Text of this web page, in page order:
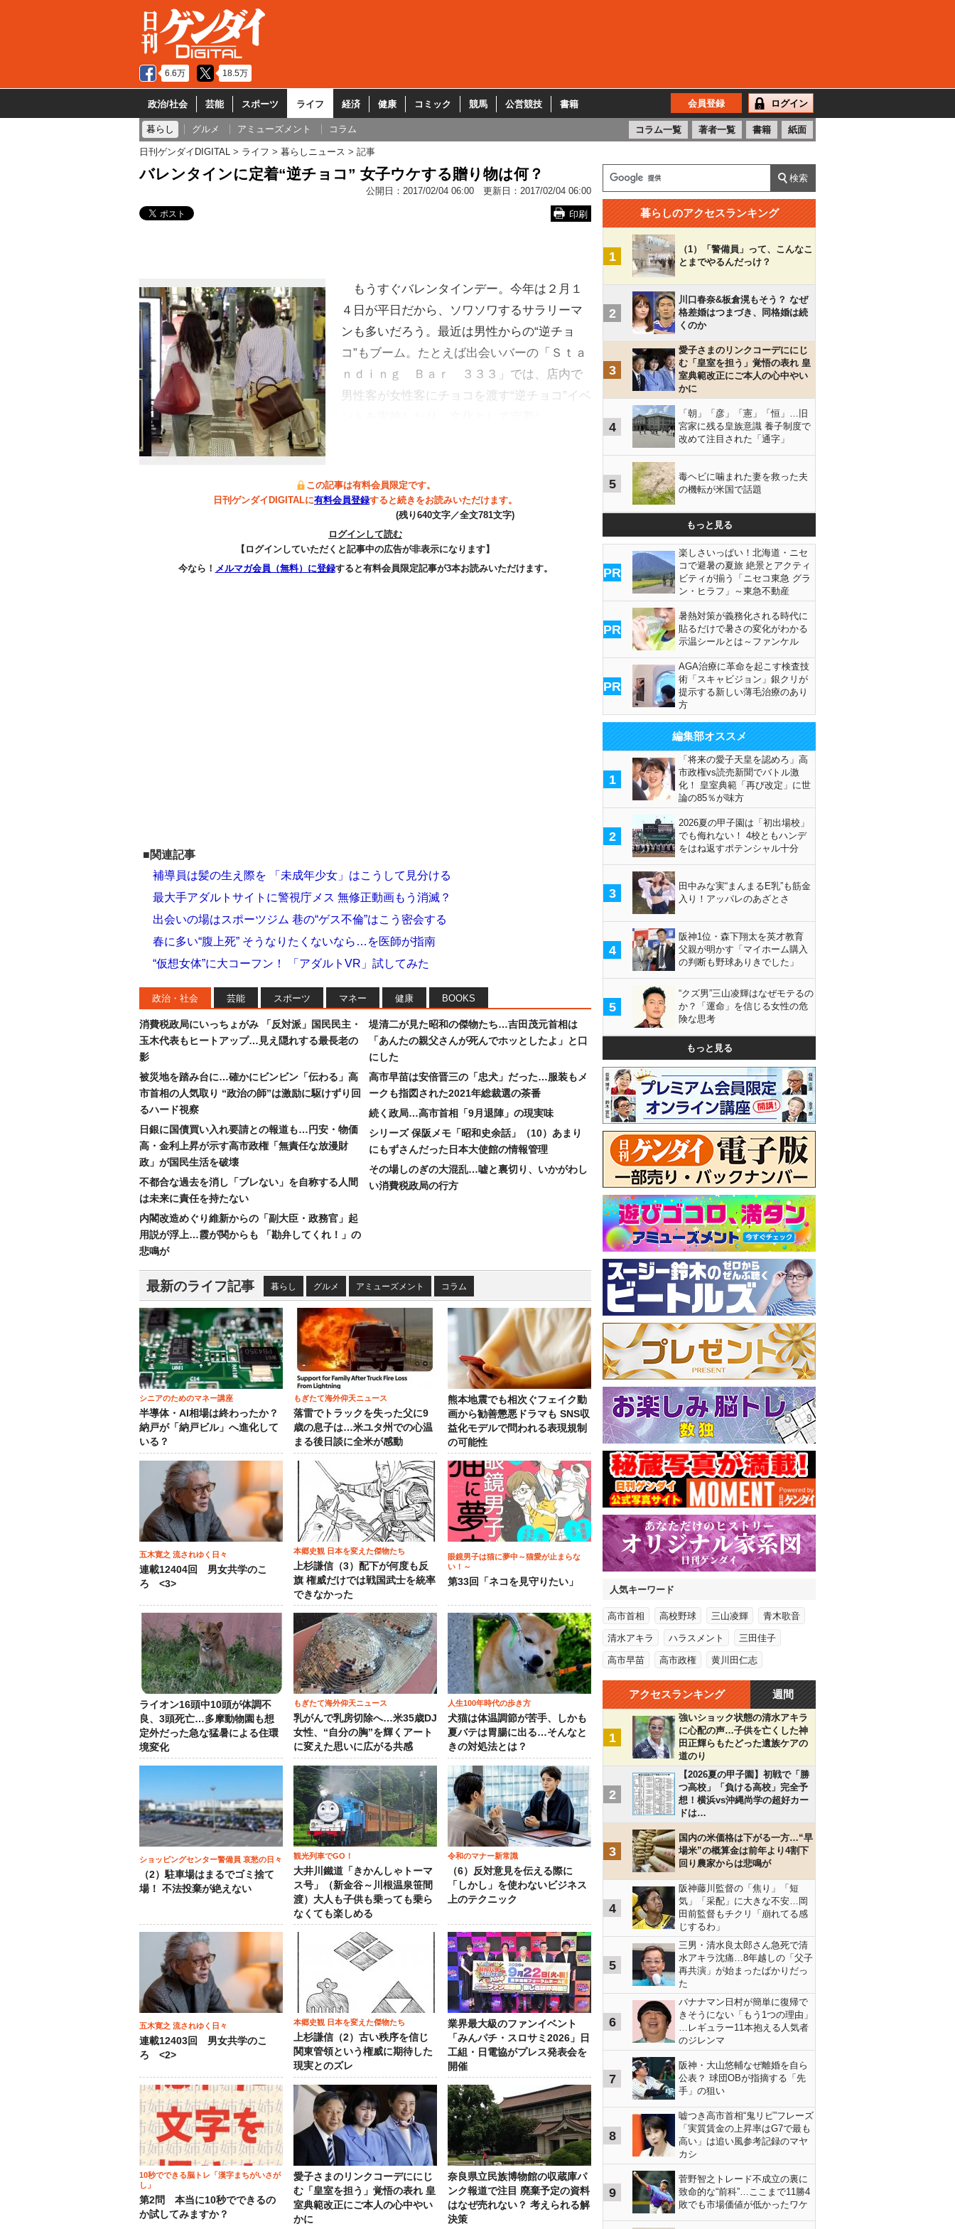
6.6万 18.5万
政治/社会 芸能 スポーツ ライフ 経済 健康 コミック 競馬 公営競技 書籍 会員登録 ログイン
暮らし グルメ アミューズメント コラム コラム一覧 著者一覧 書籍 紙面
日刊ゲンダイDIGITAL ライフ 暮らしニュース 記事
バレンタインに定着“逆チョコ” 女子ウケする贈り物は何？
公開日： 2017/02/04 06:00 更新日： 2017/02/04 06:00
印刷
もうすぐバレンタインデー。今年は２月１
４日が平日だから、ソワソワするサラリーマ
ンも多いだろう。最近は男性からの“逆チョ
コ”もブーム。たとえば出会いバーの「Ｓｔａ
ｎｄｉｎｇ Ｂａｒ ３３３」では、店内で
男性客が女性客にチョコを渡す“逆チョコ”イベ
この記事は有料会員限定です。
日刊ゲンダイDIGITALに有料会員登録すると続きをお読みいただけます。
(残り640文字／全文781文字)
ログインして読む
【ログインしていただくと記事中の広告が非表示になります】
今なら！ メルマガ会員（無料）に登録すると有料会員限定記事が3本お読みいただけます。
■関連記事
補導員は髪の生え際を 「未成年少女」はこうして見分ける
最大手アダルトサイトに警視庁メス 無修正動画もう消滅？
出会いの場はスポーツジム 巷の“ゲス不倫”はこう密会する
春に多い“腹上死” そうなりたくないなら…を医師が指南
“仮想女体”に大コーフン！ 「アダルトVR」試してみた
政治・社会 芸能 スポーツ マネー 健康 BOOKS
消費税政局にいっちょがみ 「反対派」国民民主・
玉木代表もヒートアップ…見え隠れする最長老の
影
被災地を踏み台に…確かにビンビン「伝わる」高
市首相の人気取り “政治の師”は激励に駆けずり回
るハード視察
日銀に国債買い入れ要請との報道も…円安・物価
高・金利上昇が示す高市政権「無責任な放漫財
政」が国民生活を破壊
不都合な過去を消し「ブレない」を自称する人間
は未来に責任を持たない
内閣改造めぐり維新からの「副大臣・政務官」起
用説が浮上…霞が関からも 「勘弁してくれ！」の
悲鳴が
堤清二が見た昭和の傑物たち…吉田茂元首相は
「あんたの親父さんが死んでホッとしたよ」と口
にした
高市早苗は安倍晋三の「忠犬」だった…服装もメ
ークも指図された2021年総裁選の茶番
続く政局…高市首相「9月退陣」の現実味
シリーズ 保阪メモ「昭和史余話」（10）あまり
にもずさんだった日本大使館の情報管理
その場しのぎの大混乱…嘘と裏切り、いかがわし
い消費税政局の行方
最新のライフ記事 暮らし グルメ アミューズメント コラム
シニアのためのマネー講座
半導体・AI相場は終わったか？
納戸が「納戸ビル」へ進化して
いる？
もぎたて海外仰天ニュース
落雷でトラックを失った父に9
歳の息子は…米ユタ州での心温
まる後日談に全米が感動
熊本地震でも相次ぐフェイク動
画から勧善懲悪ドラマも SNS収
益化モデルで問われる表現規制
の可能性
五木寛之 流されゆく日々
連載12404回 男女共学のこ
ろ <3>
本郷史観 日本を変えた傑物たち
上杉謙信（3）配下が何度も反
旗 権威だけでは戦国武士を統率
できなかった
眼鏡男子は猫に夢中～猫愛が止まらな
い！～
第33回「ネコを見守りたい」
ライオン16頭中10頭が体調不
良、3頭死亡…多摩動物園も想
定外だった急な猛暑による住環
境変化
もぎたて海外仰天ニュース
乳がんで乳房切除へ…米35歳DJ
女性、“自分の胸”を輝くアート
に変えた思いに広がる共感
人生100年時代の歩き方
犬猫は体温調節が苦手、しかも
夏バテは胃腸に出る…そんなと
きの対処法とは？
ショッピングセンター警備員 哀愁の日々
（2）駐車場はまるでゴミ捨て
場！ 不法投棄が絶えない
観光列車でGO！
大井川鐵道「きかんしゃトーマ
ス号」（新金谷～川根温泉笹間
渡）大人も子供も乗っても乗ら
なくても楽しめる
令和のマナー新常識
（6）反対意見を伝える際に
「しかし」を使わないビジネス
上のテクニック
五木寛之 流されゆく日々
連載12403回 男女共学のこ
ろ <2>
本郷史観 日本を変えた傑物たち
上杉謙信（2）古い秩序を信じ
関東管領という権威に期待した
現実とのズレ
業界最大級のファンイベント
「みんパチ・スロサミ2026」日
工組・日電協がプレス発表会を
開催
10秒でできる脳トレ「漢字まちがいさが
し」
第2問 本当に10秒でできるの
か試してみますか？
愛子さまのリンクコーデににじ
む「皇室を担う」覚悟の表れ 皇
室典範改正にご本人の心中やい
かに
奈良県立民族博物館の収蔵庫パ
ンク報道で注目 廃棄予定の資料
はなぜ売れない？ 考えられる解
決策
暮らしのアクセスランキング
1
（1）「警備員」って、こんなこ
とまでやるんだっけ？
2
川口春奈&板倉滉もそう？ なぜ
格差婚はつまづき、同格婚は続
くのか
3
愛子さまのリンクコーデににじ
む「皇室を担う」覚悟の表れ 皇
室典範改正にご本人の心中やい
かに
4
「朝」「彦」「憲」「恒」…旧
宮家に残る皇族意識 養子制度で
改めて注目された「通字」
5
毒ヘビに噛まれた妻を救った夫
の機転が米国で話題
もっと見る
PR
楽しさいっぱい！北海道・ニセ
コで避暑の夏旅 絶景とアクティ
ビティが揃う「ニセコ東急 グラ
ン・ヒラフ」～東急不動産
PR
暑熱対策が義務化される時代に
貼るだけで暑さの変化がわかる
示温シールとは～ファンケル
PR
AGA治療に革命を起こす検査技
術「スキャビジョン」銀クリが
提示する新しい薄毛治療のあり
方
編集部オススメ
1
「将来の愛子天皇を認めろ」高
市政権vs読売新聞でバトル激
化！ 皇室典範「再び改定」に世
論の85％が味方
2
2026夏の甲子園は「初出場校」
でも侮れない！ 4校ともハンデ
をはね返すポテンシャル十分
3
田中みな実“まんまるE乳”も筋金
入り！アッパレのあざとさ
4
阪神1位・森下翔太を英才教育
父親が明かす「マイホーム購入
の判断も野球ありきでした」
5
“クズ男”三山凌輝はなぜモテるの
か？「運命」を信じる女性の危
険な思考
もっと見る
人気キーワード
高市首相 高校野球 三山凌輝 青木歌音
清水アキラ ハラスメント 三田佳子
高市早苗 高市政権 黄川田仁志
アクセスランキング 週間
1
強いショック状態の清水アキラ
に心配の声…子供を亡くした神
田正輝らもたどった遺族ケアの
道のり
2
【2026夏の甲子園】初戦で「勝
つ高校」「負ける高校」完全予
想！横浜vs沖縄尚学の超好カー
ドは…
3
国内の米価格は下がる一方…“早
場米”の概算金は前年より4割下
回り農家からは悲鳴が
4
阪神藤川監督の「焦り」「短
気」「采配」に大きな不安…岡
田前監督もチクリ「崩れてる感
じするわ」
5
三男・清水良太郎さん急死で清
水アキラ沈痛…8年越しの「父子
再共演」が始まったばかりだっ
た
6
バナナマン日村が簡単に復帰で
きそうにない「もう1つの理由」
…レギュラー11本抱える人気者
のジレンマ
7
阪神・大山悠輔なぜ離婚を自ら
公表？ 球団OBが指摘する「先
手」の狙い
8
嘘つき高市首相“鬼リピ”フレーズ
「実質賃金の上昇率はG7で最も
高い」は追い風参考記録のマヤ
カシ
9
菅野智之トレード不成立の裏に
致命的な“前科”…ここまで11勝4
敗でも市場価値が低かったワケ